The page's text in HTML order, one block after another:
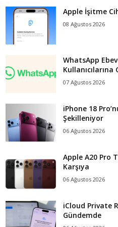
Apple İşitme
08 Ağustos 2026
WhatsApp
Kullanıcılarına
07 Ağustos 2026
iPhone 18
Şekilleniyor
06 Ağustos 2026
Apple A20 Pro
Karşıya
06 Ağustos 2026
iCloud Private
Gündemde